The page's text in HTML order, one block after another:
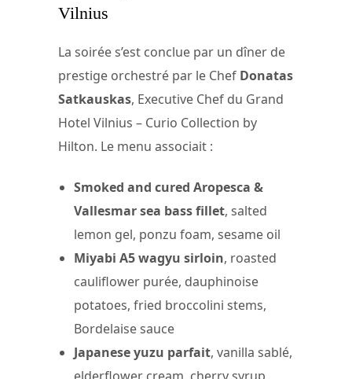
Vilnius
La soirée s’est conclue par un dîner de
prestige orchestré par le Chef Donatas
Satkauskas, Executive Chef du Grand
Hotel Vilnius – Curio Collection by
Hilton. Le menu associait :
Smoked and cured Aropesca &
Vallesmar sea bass fillet, salted
lemon gel, ponzu foam, sesame oil
Miyabi A5 wagyu sirloin, roasted
cauliflower purée, dauphinoise
potatoes, fried broccolini stems,
Bordelaise sauce
Japanese yuzu parfait, vanilla sablé,
elderflower cream, cherry syrup